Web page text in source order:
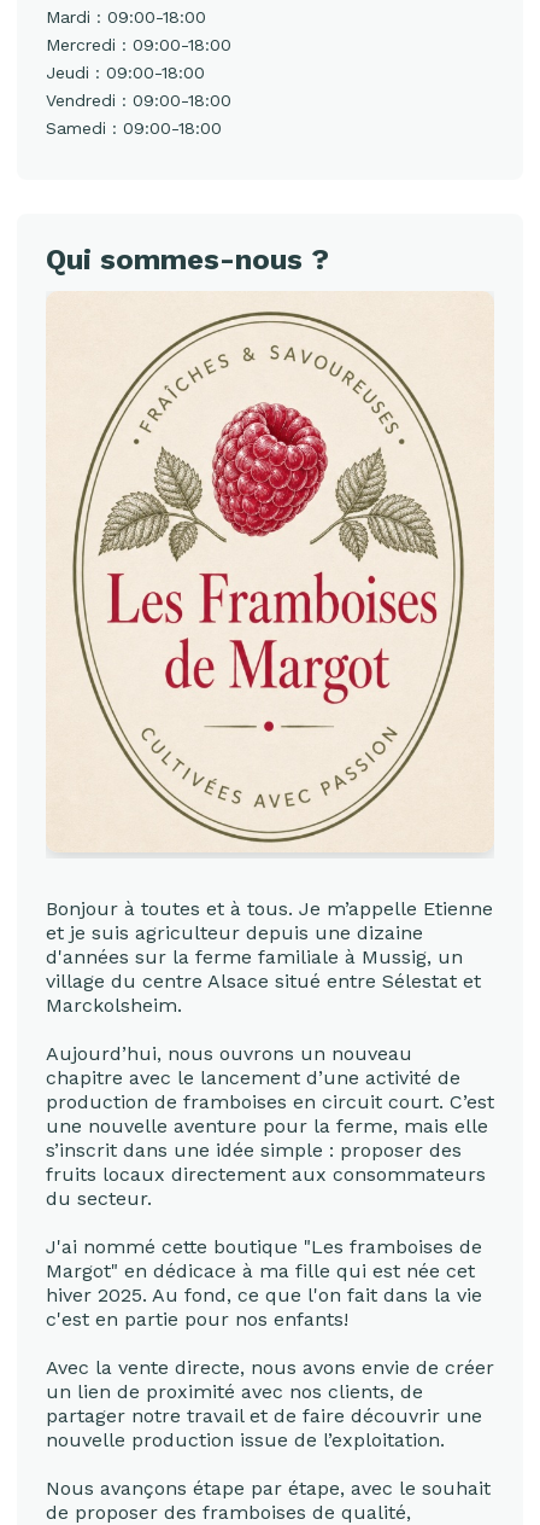
Mardi : 09:00-18:00
Mercredi : 09:00-18:00
Jeudi : 09:00-18:00
Vendredi : 09:00-18:00
Samedi : 09:00-18:00
Qui sommes-nous ?
Bonjour à toutes et à tous. Je m’appelle Etienne
et je suis agriculteur depuis une dizaine
d'années sur la ferme familiale à Mussig, un
village du centre Alsace situé entre Sélestat et
Marckolsheim.
Aujourd’hui, nous ouvrons un nouveau
chapitre avec le lancement d’une activité de
production de framboises en circuit court. C’est
une nouvelle aventure pour la ferme, mais elle
s’inscrit dans une idée simple : proposer des
fruits locaux directement aux consommateurs
du secteur.
J'ai nommé cette boutique "Les framboises de
Margot" en dédicace à ma fille qui est née cet
hiver 2025. Au fond, ce que l'on fait dans la vie
c'est en partie pour nos enfants!
Avec la vente directe, nous avons envie de créer
un lien de proximité avec nos clients, de
partager notre travail et de faire découvrir une
nouvelle production issue de l’exploitation.
Nous avançons étape par étape, avec le souhait
de proposer des framboises de qualité,